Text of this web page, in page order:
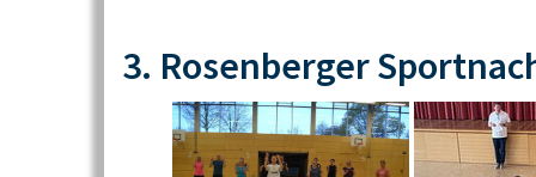
3. Rosenberger